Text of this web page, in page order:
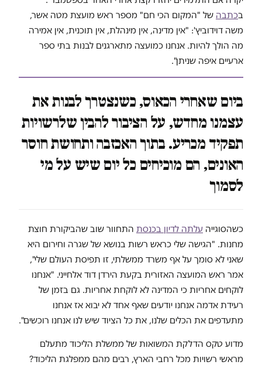
בכתבה של "המקום הכי חם" מספר ראש מועצת מטה אשר,
משה דוידוביץ': "אין מדינה, אין מינהלת, אין תוכנית, אין אמירה
מה הולך להיות. אנחנו כמועצה מתארגנים לבנות בתי ספר
ארעיים איפה שניתן".
ביום שאחרי הכאוס, כשנצטרך לבנות את
עצמנו מחדש, על הציבור להבין שלרשויות
תפקיד מכריע. בתוך האכזבה ותחושת חוסר
האונים, הם מוכיחים כל יום שיש על מי
לסמוך
כשהסוגייה עלתה לדיון בכנסת התחוור שוב שהביקורת חוצת
מחנות. "הגישה שלי כראש רשות בנושא של שגרה וחירום היא
שאני לא סומך על אף משרד ממשלתי, זו תפיסת העולם שלי",
אמר ראש המועצה האזורית בקעת הירדן דוד אלחייני. "אנחנו
לוקחים אחריות כי המדינה לא לוקחת אחריות. גם בזמן של
רעידת אדמה אנחנו יודעים שאף אחד לא יבוא אז אנחנו
מתעדפים את הכלים שלנו, את כל הציוד שיש לנו אנחנו רוכשים".
מדוע טקס הדלקת המשואות של ממשלת הליכוד מתעלם
מראשי רשויות מכל רחבי הארץ, רבים מהם ממפלגת הליכוד?